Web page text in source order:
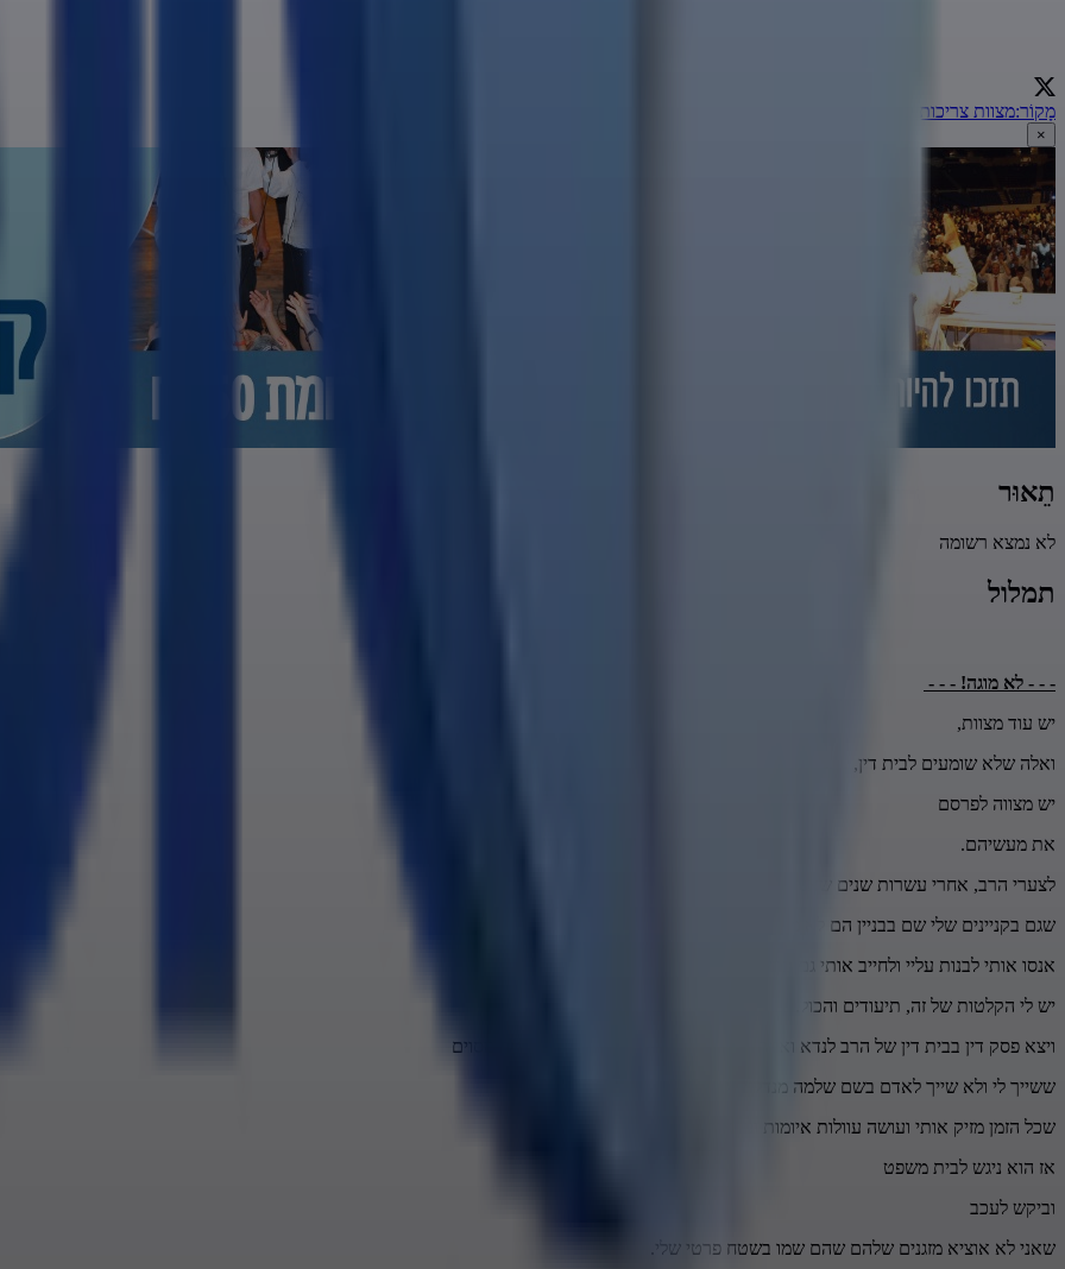
מָקוֹר:מצוות צריכות כוונה - חלק לב' | הרב אמנון יצחק
×
תֵאוּר
לא נמצא רשומה
תמלול
- - - לא מוגה! - - -
יש עוד מצוות,
ואלה שלא שומעים לבית דין,
יש מצווה לפרסם
את מעשיהם.
לצערי הרב, אחרי עשרות שנים שאני סובל מהשכנים של יצירי העין,
שגם בקניינים שלי שם בבניין הם לא מוכנים לתת לי לעשות כלום עד
אנסו אותי לבנות עליי ולחייב אותי גם בתשלום.
יש לי הקלטות של זה, תיעודים והכול.
ויצא פסק דין בבית דין של הרב לנדא ואחר כך אצל הרב בן שמעון, שיש לי שטח מסוים
ששייך לי ולא שייך לאדם בשם שלמה מנדלוביץ,
שכל הזמן מזיק אותי ועושה עוולות איומות ונוראות.
אז הוא ניגש לבית משפט
וביקש לעכב
שאני לא אוציא מזגנים שלהם שהם שמו בשטח פרטי שלי.